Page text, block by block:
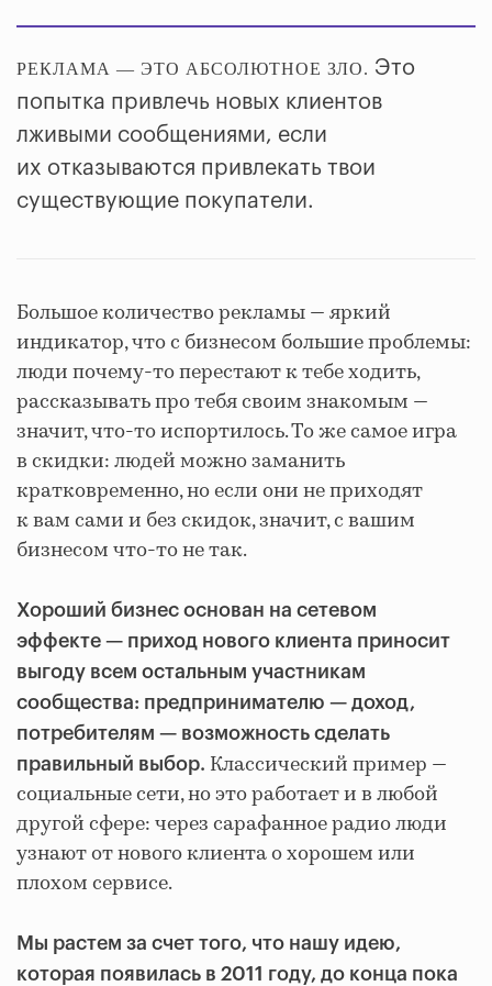
РЕКЛАМА — ЭТО АБСОЛЮТНОЕ ЗЛО. Это
попытка привлечь новых клиентов
лживыми сообщениями, если
их отказываются привлекать твои
существующие покупатели.
Большое количество рекламы — яркий
индикатор, что с бизнесом большие проблемы:
люди почему-то перестают к тебе ходить,
рассказывать про тебя своим знакомым —
значит, что-то испортилось. То же самое игра
в скидки: людей можно заманить
кратковременно, но если они не приходят
к вам сами и без скидок, значит, с вашим
бизнесом что-то не так.
Хороший бизнес основан на сетевом
эффекте — приход нового клиента приносит
выгоду всем остальным участникам
сообщества: предпринимателю — доход,
потребителям — возможность сделать
правильный выбор. Классический пример —
социальные сети, но это работает и в любой
другой сфере: через сарафанное радио люди
узнают от нового клиента о хорошем или
плохом сервисе.
Мы растем за счет того, что нашу идею,
которая появилась в 2011 году, до конца пока